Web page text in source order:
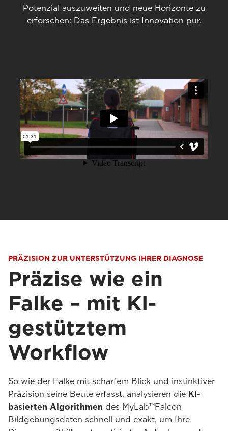
Potenzial auszuweiten und neue Horizonte zu
erforschen: Das Ergebnis ist Innovation pur.
PRÄZISION ZUR UNTERSTÜTZUNG IHRER DIAGNOSE
Präzise wie ein
Falke – mit KI-
gestütztem
Workflow
So wie der Falke mit scharfem Blick und instinktiver
Präzision seine Beute erfasst, analysieren die KI-
basierten Algorithmen des MyLab™Falcon
Bildgebungsdaten schnell und exakt, um Ihre